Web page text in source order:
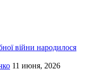
війни народилося
11 июня, 2026